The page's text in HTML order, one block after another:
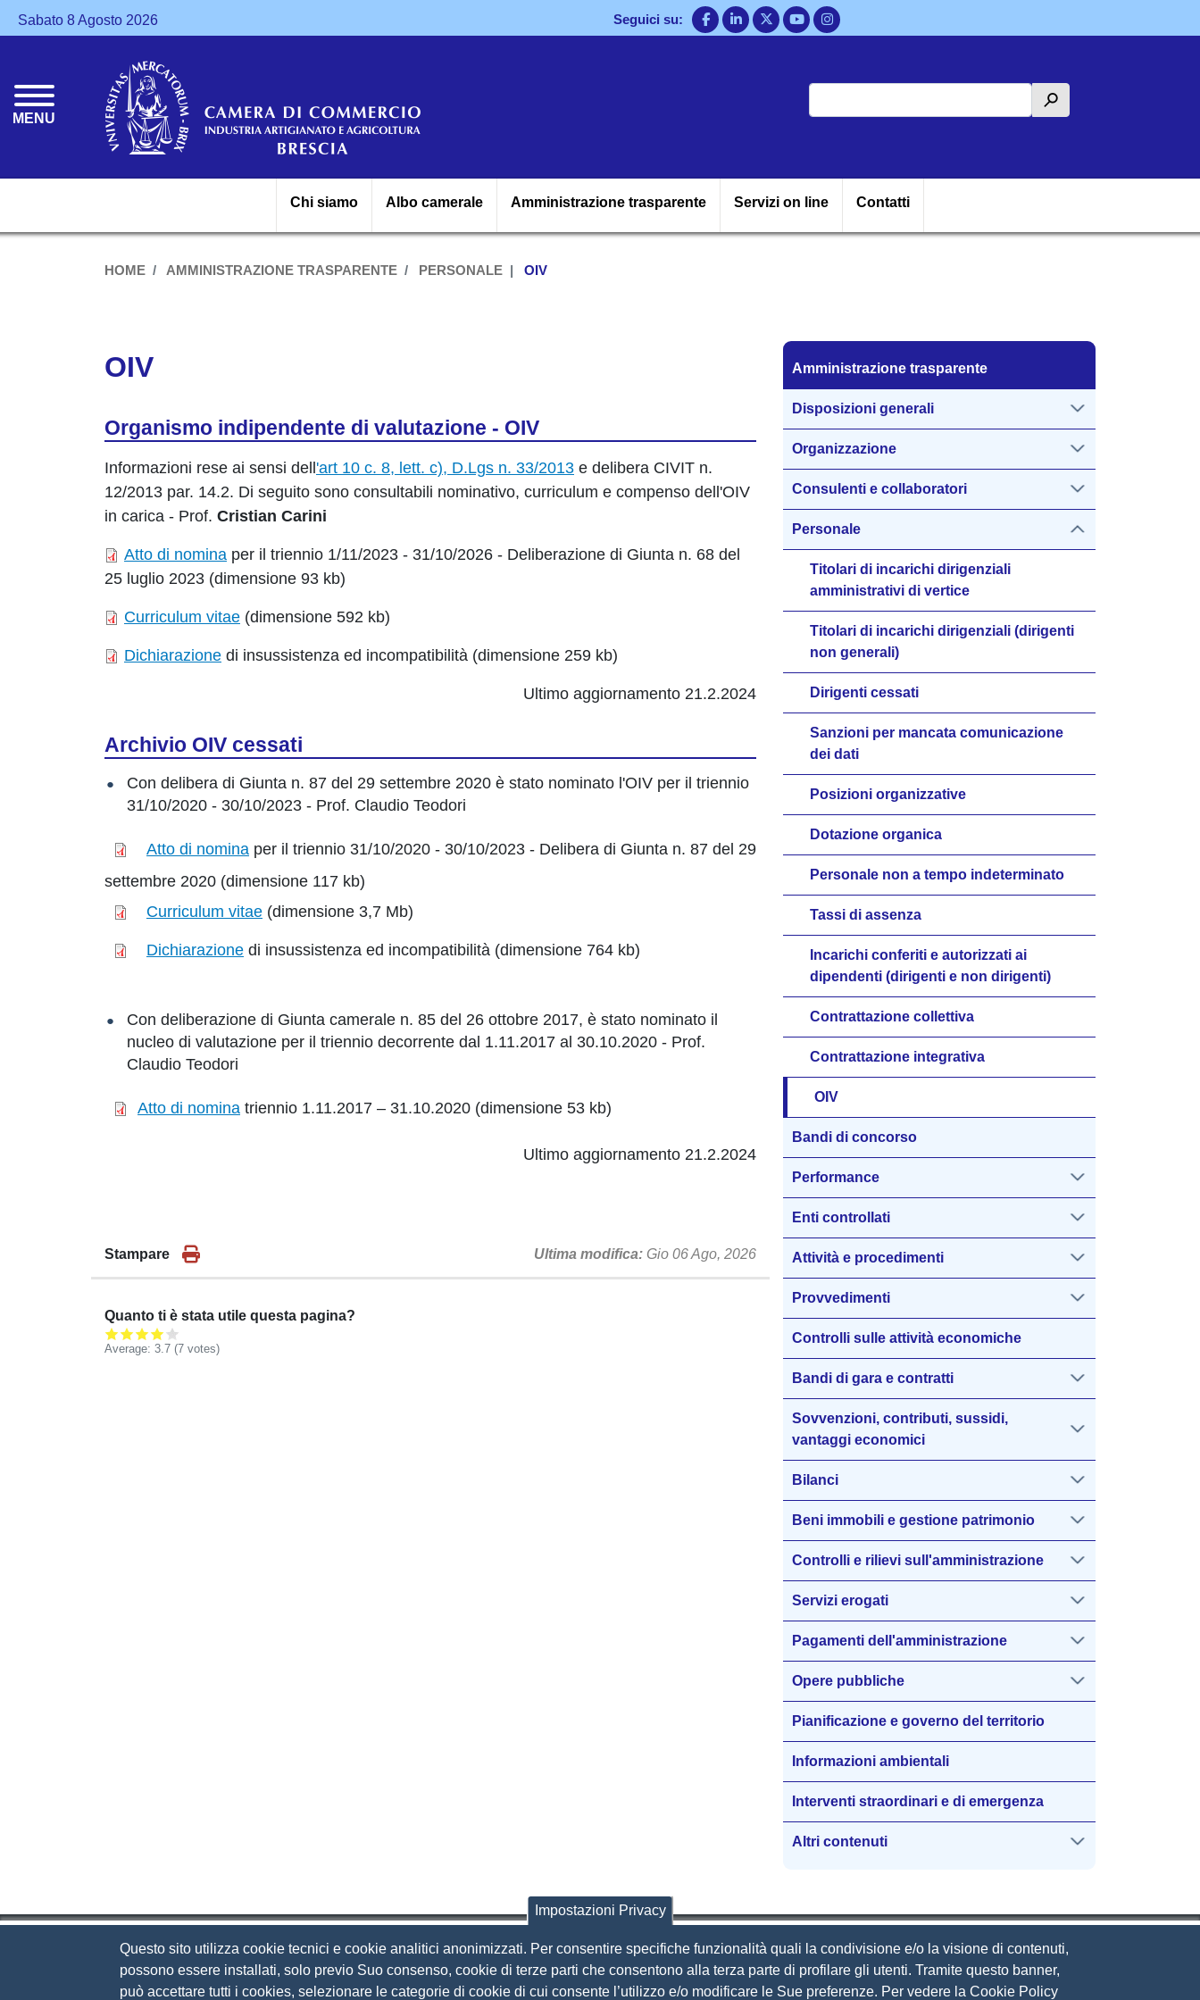
Salta
al
Sabato 8 Agosto 2026 Seguici su:
MENU
h
Navigazione principale
Chi siamo Albo camerale Amministrazione trasparente Servizi on line Contatti
HOME AMMINISTRAZIONE TRASPARENTE PERSONALE OIV
OIV
Organismo indipendente di valutazione - OIV
Informazioni rese ai sensi dell 'art 10 c. 8, lett. c), D.Lgs n. 33/2013 e delibera CIVIT n.
12/2013 par. 14.2. Di seguito sono consultabili nominativo, curriculum e compenso dell'OIV
in carica - Prof. Cristian Carini
Atto di nomina per il triennio 1/11/2023 - 31/10/2026 - Deliberazione di Giunta n. 68 del
25 luglio 2023 (dimensione 93 kb)
Curriculum vitae (dimensione 592 kb)
Dichiarazione di insussistenza ed incompatibilità (dimensione 259 kb)
Ultimo aggiornamento 21.2.2024
Archivio OIV cessati
Con delibera di Giunta n. 87 del 29 settembre 2020 è stato nominato l'OIV per il triennio
31/10/2020 - 30/10/2023 - Prof. Claudio Teodori
Atto di nomina per il triennio 31/10/2020 - 30/10/2023 - Delibera di Giunta n. 87 del 29
settembre 2020 (dimensione 117 kb)
Curriculum vitae (dimensione 3,7 Mb)
Dichiarazione di insussistenza ed incompatibilità (dimensione 764 kb)
Con deliberazione di Giunta camerale n. 85 del 26 ottobre 2017, è stato nominato il
nucleo di valutazione per il triennio decorrente dal 1.11.2017 al 30.10.2020 - Prof.
Claudio Teodori
Atto di nomina triennio 1.11.2017 – 31.10.2020 (dimensione 53 kb)
Ultimo aggiornamento 21.2.2024
Stampare Ultima modifica Gio 06 Ago, 2026
Quanto ti è stata utile questa pagina?
Average: 3.7 (7 votes)
Amministrazione trasparente
Amministrazione trasparente
Disposizioni generali
Organizzazione
Consulenti e collaboratori
Personale
Titolari di incarichi dirigenziali
amministrativi di vertice
Titolari di incarichi dirigenziali (dirigenti
non generali)
Dirigenti cessati
Sanzioni per mancata comunicazione
dei dati
Posizioni organizzative
Dotazione organica
Personale non a tempo indeterminato
Tassi di assenza
Incarichi conferiti e autorizzati ai
dipendenti (dirigenti e non dirigenti)
Contrattazione collettiva
Contrattazione integrativa
OIV
Bandi di concorso
Performance
Enti controllati
Attività e procedimenti
Provvedimenti
Controlli sulle attività economiche
Bandi di gara e contratti
Sovvenzioni, contributi, sussidi,
vantaggi economici
Bilanci
Beni immobili e gestione patrimonio
Controlli e rilievi sull'amministrazione
Servizi erogati
Pagamenti dell'amministrazione
Opere pubbliche
Pianificazione e governo del territorio
Informazioni ambientali
Interventi straordinari e di emergenza
Altri contenuti
Camera di Commercio di Brescia
Impostazioni Privacy
Questo sito utilizza cookie tecnici e cookie analitici anonimizzati. Per consentire specifiche funzionalità quali la condivisione e/o la visione di contenuti,
possono essere installati, solo previo Suo consenso, cookie di terze parti che consentono alla terza parte di profilare gli utenti. Tramite questo banner,
può accettare tutti i cookies, selezionare le categorie di cookie di cui consente l’utilizzo e/o modificare le Sue preferenze. Per vedere la Cookie Policy